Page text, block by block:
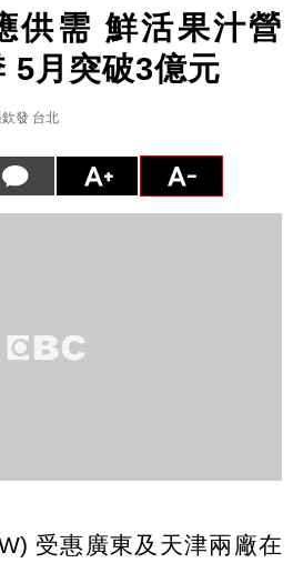
供需 鮮活果汁營
5月突破3億元
發 台北
受惠廣東及天津兩廠在